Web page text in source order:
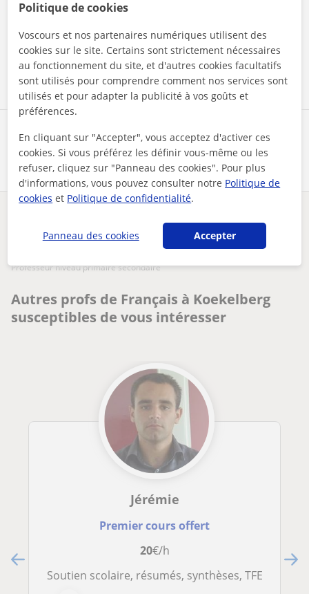
Partagez ce professeur
En cliquant sur l'un des deux boutons, vous acceptez nos
Contacter maintenant
Des problèmes avec ce profil ?Signalez-le
professeur niveau primaire secondaire
Autres profs de Français à Koekelberg
susceptibles de vous intéresser
Jérémie
Premier cours offert
20€/h
Soutien scolaire, résumés, synthèses, TFE
Politique de cookies
Voscours et nos partenaires numériques utilisent des
cookies sur le site. Certains sont strictement nécessaires
au fonctionnement du site, et d'autres cookies facultatifs
sont utilisés pour comprendre comment nos services sont
utilisés et pour adapter la publicité à vos goûts et
préférences.
En cliquant sur "Accepter", vous acceptez d'activer ces
cookies. Si vous préférez les définir vous-même ou les
refuser, cliquez sur "Panneau des cookies". Pour plus
d'informations, vous pouvez consulter notre Politique de
cookies et Politique de confidentialité.
Panneau des cookies Accepter